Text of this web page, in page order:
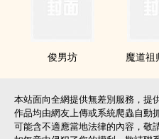
俊男坊 魔道祖
本站面向全網提供無差別服務，提
作品均由網友上傳或系統爬蟲自動
可能含不適應當地法律的內容，敬